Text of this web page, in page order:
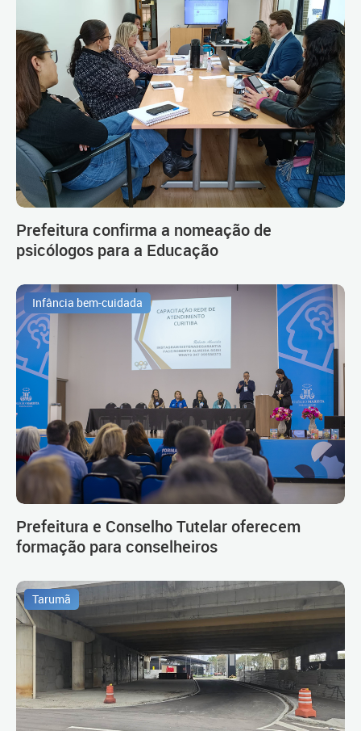
Prefeitura confirma a nomeação de
psicólogos para a Educação
Infância bem-cuidada
Prefeitura e Conselho Tutelar oferecem
formação para conselheiros
Tarumã